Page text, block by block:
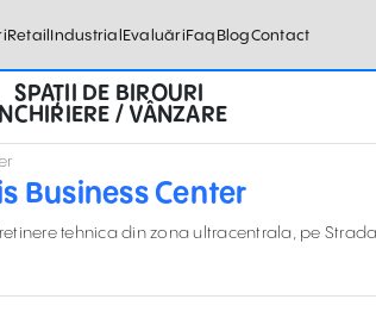
RetailIndustrialEvaluăriFaq BlogContact
SPAȚII DE BIROURI
ÎNCHIRIERE / VÂNZARE
Business Center
tehnica din zona ultracentrala, pe Strada